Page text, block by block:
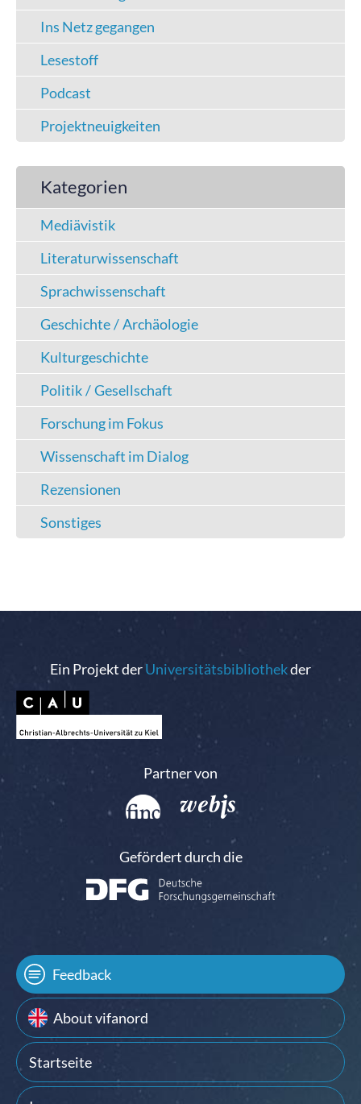
Ins Netz gegangen
Lesestoff
Podcast
Projektneuigkeiten
Kategorien
Mediävistik
Literaturwissenschaft
Sprachwissenschaft
Geschichte / Archäologie
Kulturgeschichte
Politik / Gesellschaft
Forschung im Fokus
Wissenschaft im Dialog
Rezensionen
Sonstiges
Ein Projekt derUniversitätsbibliothekder
Partner von
Gefördert durch die
Feedback
About vifanord
Startseite